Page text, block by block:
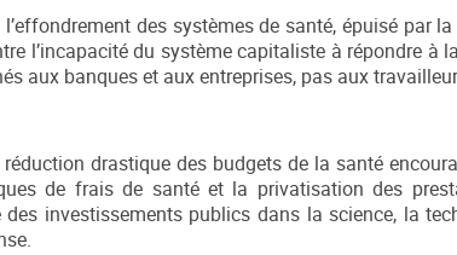
des systèmes de santé, épuisé par
l’incapacité du système capitaliste à répondre
aux banques et aux entreprises, pas aux
drastique des budgets de la santé
de frais de santé et la privatisation des
des investissements publics dans la science, la